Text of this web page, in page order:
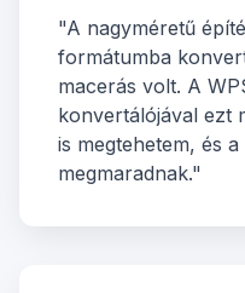
"A nagyméretű
formátumba
macerás volt. A
konvertálójával ezt
is megtehetem, és
megmaradnak."